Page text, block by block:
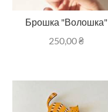
Брошка "Волошка"
250,00₴